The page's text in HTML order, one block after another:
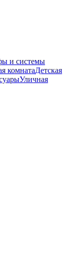
и системы
комнатаДетская
Уличная